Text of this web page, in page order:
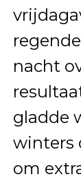
nacht
gladde
winters
om